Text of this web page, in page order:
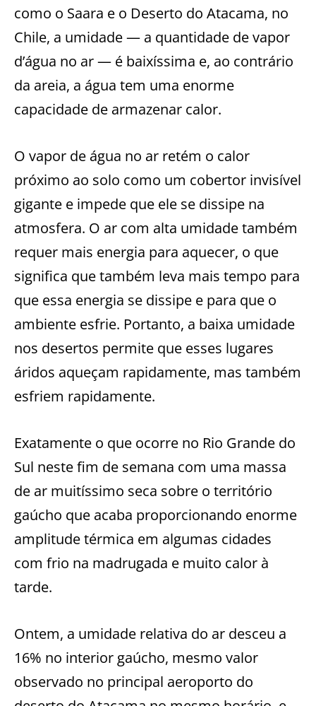
como o Saara e o Deserto do Atacama, no
Chile, a umidade — a quantidade de vapor
d’água no ar — é baixíssima e, ao contrário
da areia, a água tem uma enorme
capacidade de armazenar calor.
O vapor de água no ar retém o calor
próximo ao solo como um cobertor invisível
gigante e impede que ele se dissipe na
atmosfera. O ar com alta umidade também
requer mais energia para aquecer, o que
significa que também leva mais tempo para
que essa energia se dissipe e para que o
ambiente esfrie. Portanto, a baixa umidade
nos desertos permite que esses lugares
áridos aqueçam rapidamente, mas também
esfriem rapidamente.
Exatamente o que ocorre no Rio Grande do
Sul neste fim de semana com uma massa
de ar muitíssimo seca sobre o território
gaúcho que acaba proporcionando enorme
amplitude térmica em algumas cidades
com frio na madrugada e muito calor à
tarde.
Ontem, a umidade relativa do ar desceu a
16% no interior gaúcho, mesmo valor
observado no principal aeroporto do